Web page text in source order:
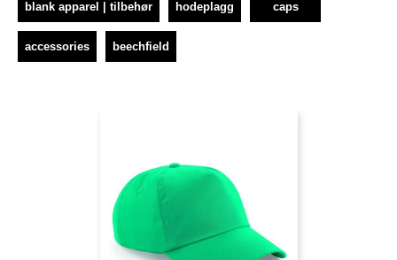
blank apparel | tilbehør hodeplagg caps
accessories beechfield